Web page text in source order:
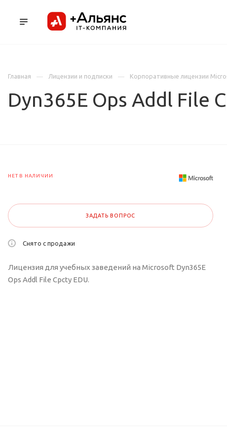
Главная
Лицензии и подписки Корпоративные лицензии
Dyn365E Ops Addl File
НЕТ В НАЛИЧИИ
ЗАДАТЬ ВОПРОС
Снято с продажи
Лицензия для учебных заведений на Microsoft Dyn365E
Ops Addl File Cpcty EDU.